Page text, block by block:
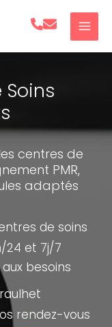
centres de
PMR,
adaptés
de soins
24 et 7j/7
besoins
rendez-vous